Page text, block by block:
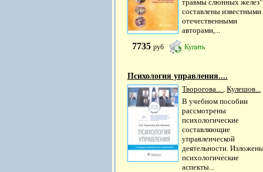
травмы слюнных желез"
составлены известными
отечественными
авторами,...
7735 руб Купить
Психология управления....
Творогова...
Кулешов...
В учебном пособии
рассмотрены
психологические
составляющие
управленческой
деятельности.
психологические
аспекты...